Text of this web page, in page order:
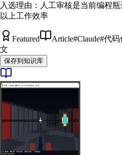
入选理由： 人工审核是当前编程
以上工作效率
Featured Article#Claude#代码
文
保存到知识库